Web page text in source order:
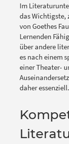
Im
das Wichtigste,
von Goethes
Lernenden
über andere
es nach einem
einer Theater-
daher essenziell.